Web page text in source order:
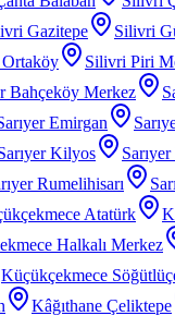
Gazitepe Silivri
Silivri Piri
Bahçeköy Merkez
Emirgan
Kilyos
Rumelihisarı
Atatürk
Halkalı Merkez
Küçükçekmece
Kâğıthane Çeliktepe